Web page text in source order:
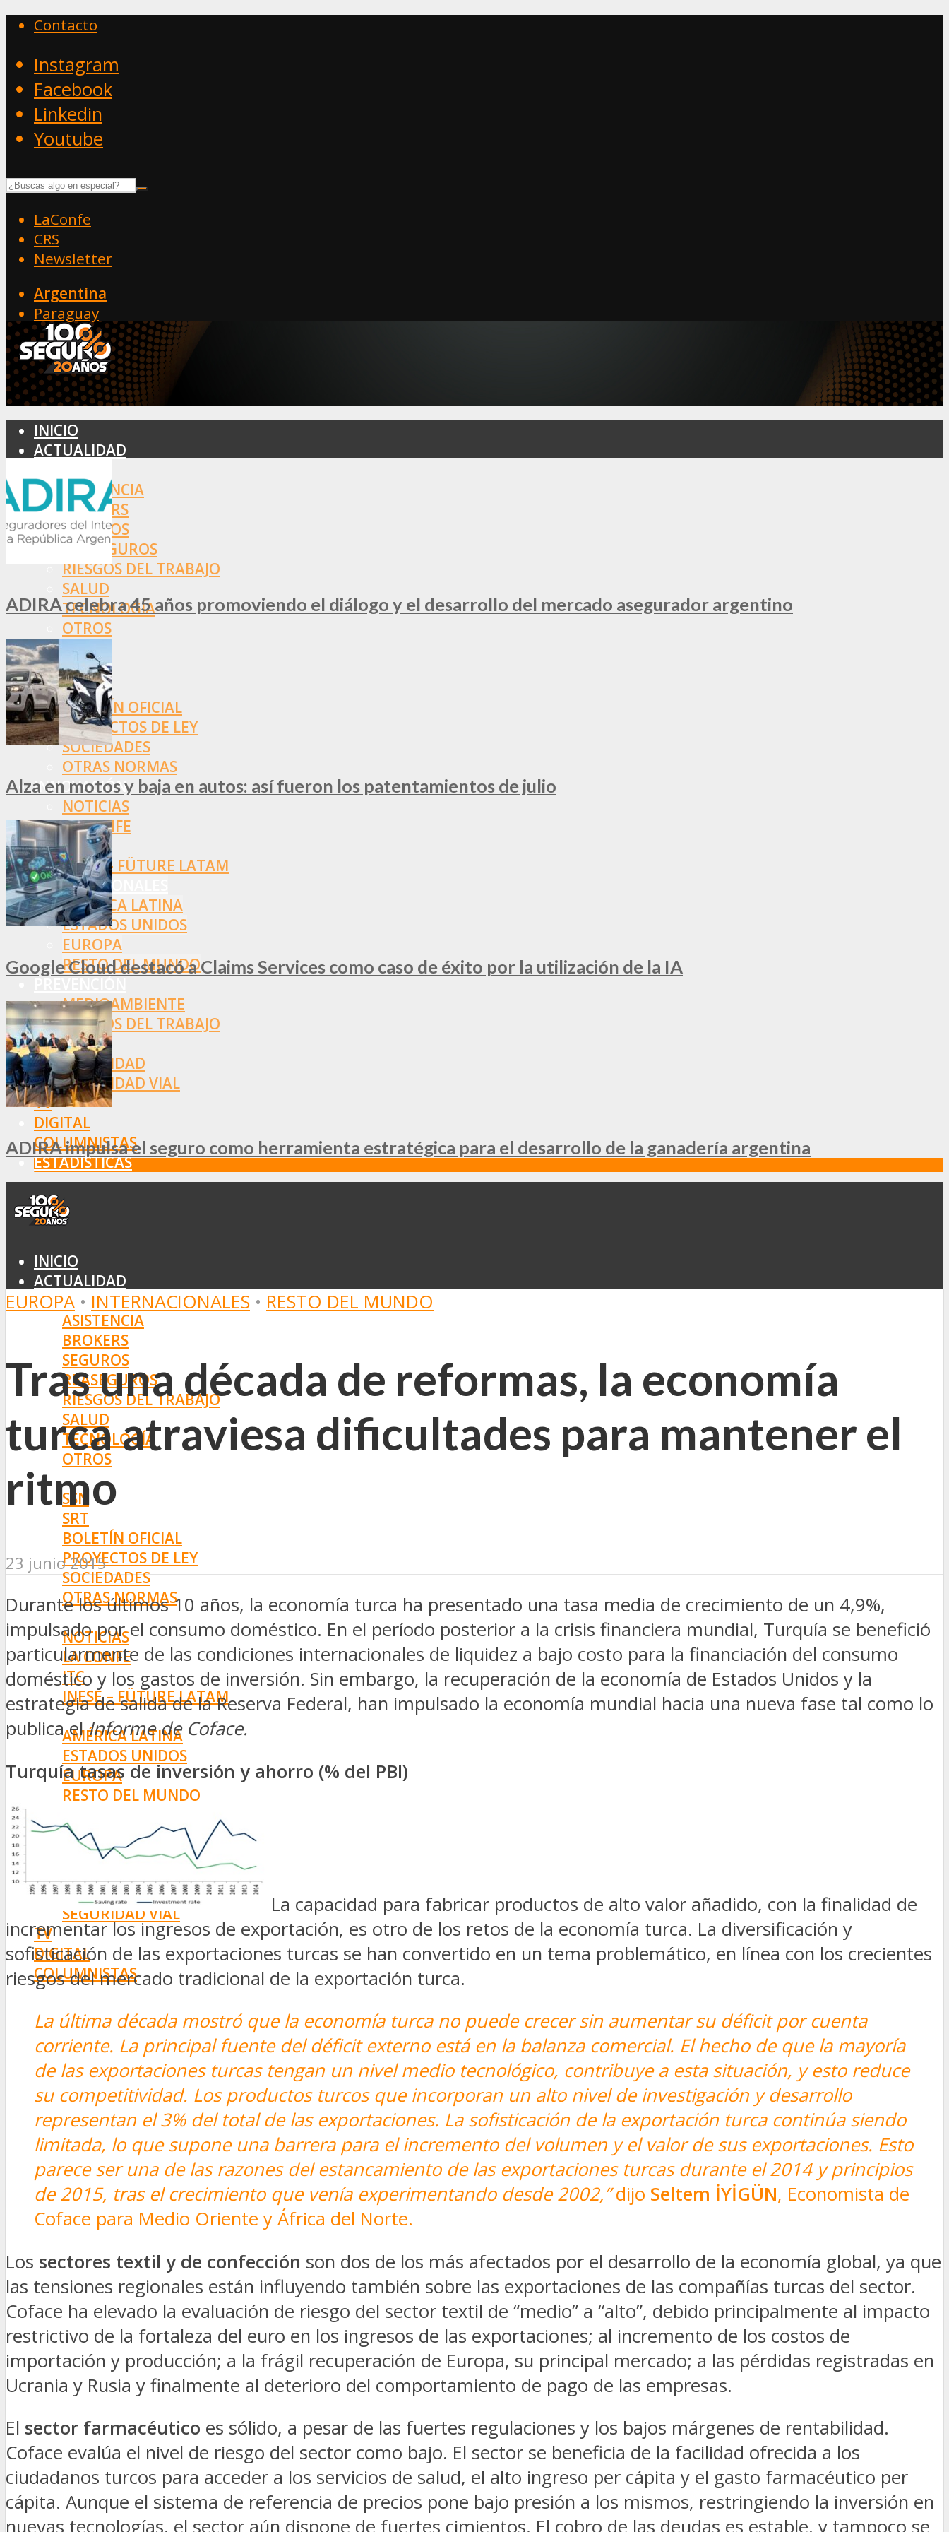
Contacto
Instagram
Facebook
Linkedin
Youtube
LaConfe
CRS
Newsletter
Argentina
Paraguay
INICIO
ACTUALIDAD
ASISTENCIA
BROKERS
SEGUROS
REASEGUROS
RIESGOS DEL TRABAJO
SALUD
TECNOLOGÍA
OTROS
NORMAS
SSN
SRT
BOLETÍN OFICIAL
PROYECTOS DE LEY
SOCIEDADES
OTRAS NORMAS
INNOVACIÓN
NOTICIAS
LA CONFE
ITC
INESE – FÜTURE LATAM
INTERNACIONALES
AMÉRICA LATINA
ESTADOS UNIDOS
EUROPA
RESTO DEL MUNDO
MEDIOAMBIENTE
RIESGOS DEL TRABAJO
SALUD
SEGURIDAD
SEGURIDAD VIAL
TV
DIGITAL
COLUMNISTAS
ESTADÍSTICAS
ADIRA celebra 45 años promoviendo el diálogo y el desarrollo del mercado asegurador argentino
Alza en motos y baja en autos: así fueron los patentamientos de julio
Google Cloud destacó a Claims Services como caso de éxito por la utilización de la IA
ADIRA impulsa el seguro como herramienta estratégica para el desarrollo de la ganadería argentina
INICIO
ACTUALIDAD
MERCADO
ASISTENCIA
BROKERS
SEGUROS
REASEGUROS
RIESGOS DEL TRABAJO
SALUD
TECNOLOGÍA
OTROS
NORMAS
SSN
SRT
BOLETÍN OFICIAL
PROYECTOS DE LEY
SOCIEDADES
OTRAS NORMAS
INNOVACIÓN
NOTICIAS
LA CONFE
ITC
INESE – FÜTURE LATAM
INTERNACIONALES
AMÉRICA LATINA
ESTADOS UNIDOS
EUROPA
RESTO DEL MUNDO
MEDIOAMBIENTE
RIESGOS DEL TRABAJO
SEGURIDAD
SEGURIDAD VIAL
TV
DIGITAL
COLUMNISTAS
ESTADÍSTICAS
EUROPA • INTERNACIONALES • RESTO DEL MUNDO
Tras una década de reformas, la economía
turca atraviesa dificultades para mantener el
ritmo
23 junio 2015
Durante los últimos 10 años, la economía turca ha presentado una tasa media de crecimiento de un 4,9%,
impulsado por el consumo doméstico. En el período posterior a la crisis financiera mundial, Turquía se benefició
particularmente de las condiciones internacionales de liquidez a bajo costo para la financiación del consumo
doméstico y los gastos de inversión. Sin embargo, la recuperación de la economía de Estados Unidos y la
estrategia de salida de la Reserva Federal, han impulsado la economía mundial hacia una nueva fase tal como lo
publica elInforme de Coface.
Turquía tasas de inversión y ahorro (% del PBI)
La capacidad para fabricar productos de alto valor añadido, con la finalidad de
incrementar los ingresos de exportación, es otro de los retos de la economía turca. La diversificación y
sofisticación de las exportaciones turcas se han convertido en un tema problemático, en línea con los crecientes
riesgos del mercado tradicional de la exportación turca.
La última década mostró que la economía turca no puede crecer sin aumentar su déficit por cuenta
corriente. La principal fuente del déficit externo está en la balanza comercial. El hecho de que la mayoría
de las exportaciones turcas tengan un nivel medio tecnológico, contribuye a esta situación, y esto reduce
su competitividad. Los productos turcos que incorporan un alto nivel de investigación y desarrollo
representan el 3% del total de las exportaciones. La sofisticación de la exportación turca continúa siendo
limitada, lo que supone una barrera para el incremento del volumen y el valor de sus exportaciones. Esto
parece ser una de las razones del estancamiento de las exportaciones turcas durante el 2014 y principios
de 2015, tras el crecimiento que venía experimentando desde 2002,”dijo Seltem İYİGÜN, Economista de
Coface para Medio Oriente y África del Norte.
Los sectores textil y de confección son dos de los más afectados por el desarrollo de la economía global, ya que
las tensiones regionales están influyendo también sobre las exportaciones de las compañías turcas del sector.
Coface ha elevado la evaluación de riesgo del sector textil de “medio” a “alto”, debido principalmente al impacto
restrictivo de la fortaleza del euro en los ingresos de las exportaciones; al incremento de los costos de
importación y producción; a la frágil recuperación de Europa, su principal mercado; a las pérdidas registradas en
Ucrania y Rusia y finalmente al deterioro del comportamiento de pago de las empresas.
El sector farmacéutico es sólido, a pesar de las fuertes regulaciones y los bajos márgenes de rentabilidad.
Coface evalúa el nivel de riesgo del sector como bajo. El sector se beneficia de la facilidad ofrecida a los
ciudadanos turcos para acceder a los servicios de salud, el alto ingreso per cápita y el gasto farmacéutico per
cápita. Aunque el sistema de referencia de precios pone bajo presión a los mismos, restringiendo la inversión en
nuevas tecnologías, el sector aún dispone de fuertes cimientos. El cobro de las deudas es estable, y tampoco se